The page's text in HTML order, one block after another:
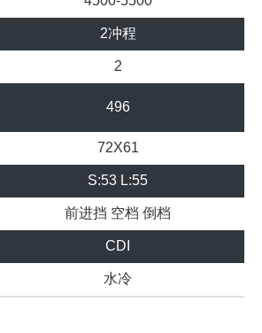
2冲程
2
496
72X61
S:53 L:55
前进挡 空档 倒档
CDI
水冷